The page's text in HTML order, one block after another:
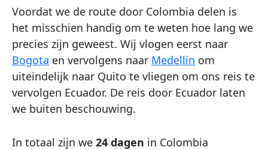
Voordat we de route door Colombia delen is
het misschien handig om te weten hoe lang we
precies zijn geweest. Wij vlogen eerst naar
Bogota en vervolgens naar Medellin om
uiteindelijk naar Quito te vliegen om ons reis te
vervolgen Ecuador. De reis door Ecuador laten
we buiten beschouwing.
In totaal zijn we 24 dagen in Colombia